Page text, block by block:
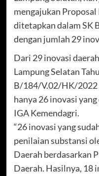
mengajukan
ditetapkan dalam SK
dengan jumlah 29
Dari 29 inovasi
Lampung Selatan
B/184/V.02/HK/2022
hanya 26 inovasi
IGA Kemendagri.
“26 inovasi yang
penilaian substansi
Daerah berdasarkan
Daerah. Hasilnya, 18